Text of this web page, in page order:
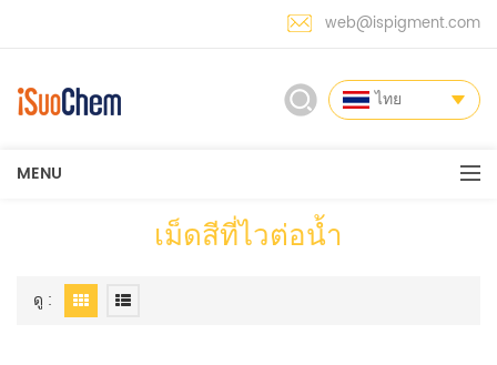
web@ispigment.com
ไทย
MENU
เม็ดสีที่ไวต่อน้ำ
ดู :